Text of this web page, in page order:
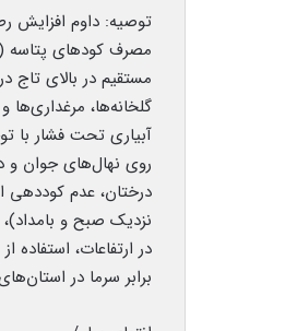
توصیه: داوم افزایش
مصرف کودهای پتاسه
مستقیم در بالای
گلخانه‌ها،
آبیاری تحت فشار با
روی نهال‌های جوان و
درختان، عدم کوددهی
نزدیک صبح و بامداد)،
در ارتفاعات،
برابر سرما در